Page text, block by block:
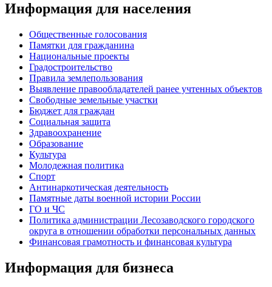
Информация для населения
Общественные голосования
Памятки для гражданина
Национальные проекты
Градостроительство
Правила землепользования
Выявление правообладателей ранее учтенных объектов
Свободные земельные участки
Бюджет для граждан
Социальная защита
Здравоохранение
Образование
Культура
Молодежная политика
Спорт
Антинаркотическая деятельность
Памятные даты военной истории России
ГО и ЧС
Политика администрации Лесозаводского городского
округа в отношении обработки персональных данных
Финансовая грамотность и финансовая культура
Информация для бизнеса